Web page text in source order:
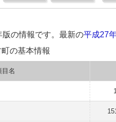
の情報です。最新の平成27
の基本情報
目名